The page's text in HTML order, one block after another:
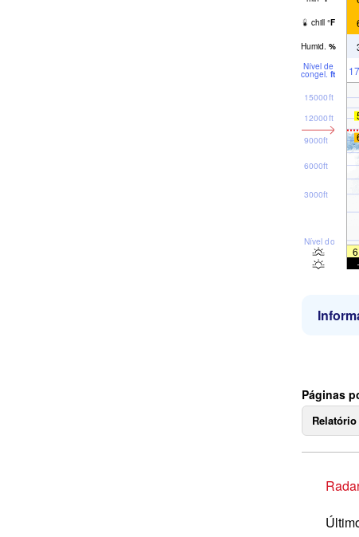
chill °F
Humid. %
Nível de
congel. ft
Nível do mar
3000ft
6000ft
9000ft
12000ft
15000ft
Páginas